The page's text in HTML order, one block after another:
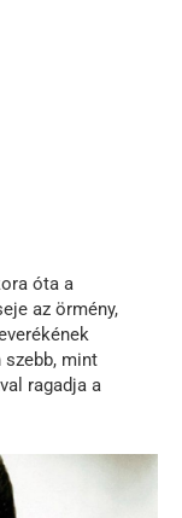
óta a
az örmény,
szebb, mint
ragadja a